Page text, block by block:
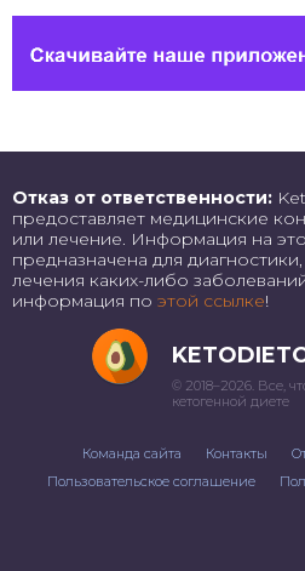
Отказ от ответственности:
предоставляет медицинские
или лечение. Информация на
предназначена для
лечения каких-либо
информация по этой ссылке!
© 2018–2026. Все,
кетогенной диете
Команда сайта Контакты
Пользовательское соглашение